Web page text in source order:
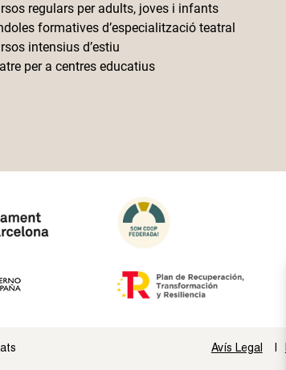
regulars per adults, joves i infants
formatives d’especialització teatral
intensius d’estiu
per a centres educatius
Avís Legal